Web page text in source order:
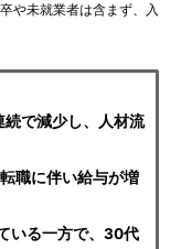
や未就業者は含まず、入
続で減少し、人材流
職に伴い給与が増
いる一方で、30代